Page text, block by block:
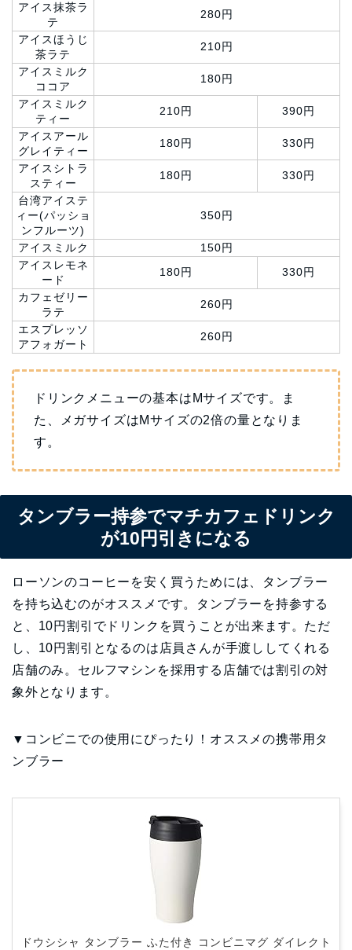
アイス抹茶ラ
テ
280円
アイスほうじ
茶ラテ
210円
アイスミルク
ココア
180円
アイスミルク
ティー
210円
390円
アイスアール
グレイティー
180円
330円
アイスシトラ
スティー
180円
330円
台湾アイステ
ィー(パッショ
ンフルーツ)
350円
アイスミルク
150円
アイスレモネ
ード
180円
330円
カフェゼリー
ラテ
260円
エスプレッソ
アフォガート
260円
ドリンクメニューの基本はMサイズです。ま
た、メガサイズはMサイズの2倍の量となりま
す。
タンブラー持参でマチカフェドリンク
が10円引きになる
ローソンのコーヒーを安く買うためには、タンブラー
を持ち込むのがオススメです。タンブラーを持参する
と、10円割引でドリンクを買うことが出来ます。ただ
し、10円割引となるのは店員さんが手渡ししてくれる
店舗のみ。セルフマシンを採用する店舗では割引の対
象外となります。
▼コンビニでの使用にぴったり！オススメの携帯用タ
ンブラー
ドウシシャ タンブラー ふた付き コンビニマグ ダイレクト